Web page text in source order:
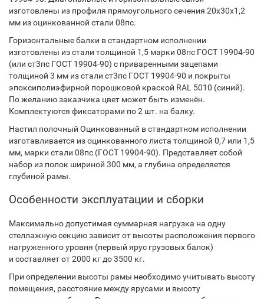
изготовлены из профиля прямоугольного сечения 20х30х1,2
мм из оцинкованной стали 08пс.
Горизонтальные балки в стандартном исполнении
изготовлены из стали толщиной 1,5 марки 08пс ГОСТ 19904-90
(или ст3пс ГОСТ 19904-90) с приваренными зацепами
толщиной 3 мм из стали ст3пс ГОСТ 19904-90 и покрыты
эпоксиполиэфирной порошковой краской RAL 5010 (синий).
По желанию заказчика цвет может быть изменён.
Комплектуются фиксаторами по 2 шт. на балку.
Настил полочный Оцинкованный в стандартном исполнении
изготавливается из оцинкованного листа толщиной 0,7 или 1,5
мм, марки стали 08пс (ГОСТ 19904-90). Представляет собой
набор из полок шириной 300 мм, а глубина определяется
глубиной рамы.
Особенности эксплуатации и сборки
Максимально допустимая суммарная нагрузка на одну
стеллажную секцию зависит от высоты расположения первого
нагруженного уровня (первый ярус грузовых балок)
и составляет от 2000 кг до 3500 кг.
При определении высоты рамы необходимо учитывать высоту
помещения, расстояние между ярусами и высоту